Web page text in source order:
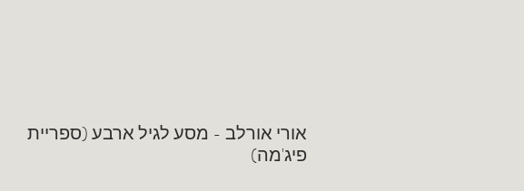
אורי אורלב - מסע לגיל ארבע (ספריית
פיג'מה)